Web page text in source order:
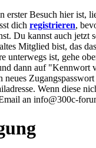
erster Besuch hier ist,
dich registrieren,
Du kannst auch jetzt
Mitglied bist, das
unterwegs ist, gehe
dann auf "Kennwort
neues
Wenn diese
an info@300c-